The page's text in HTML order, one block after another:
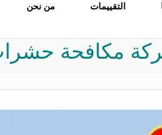
التقييمات من نحن
مكافحة